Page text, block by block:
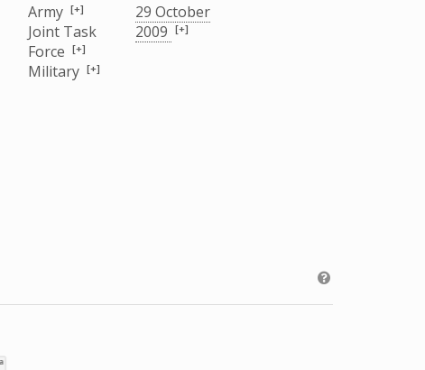
Army [+]
Joint Task
Force [+]
Military [+]
29 October
2009 [+]